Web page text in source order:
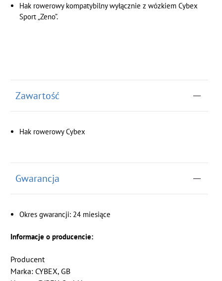
Hak rowerowy kompatybilnywyłącznie z wózkiem Cybex
Sport „Zeno”.
Zawartość
Hak rowerowy Cybex
Gwarancja
Okres gwarancji: 24 miesiące
Informacje o producencie:
Producent
Marka: CYBEX, GB